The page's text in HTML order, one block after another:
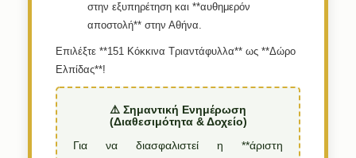
στην εξυπηρέτηση και **αυθημερόν
αποστολή** στην Αθήνα.
Επιλέξτε **151 Κόκκινα Τριαντάφυλλα** ως **Δώρο
Ελπίδας**!
⚠️ Σημαντική Ενημέρωση
(Διαθεσιμότητα & Δοχείο)
Για να διασφαλιστεί η **άριστη